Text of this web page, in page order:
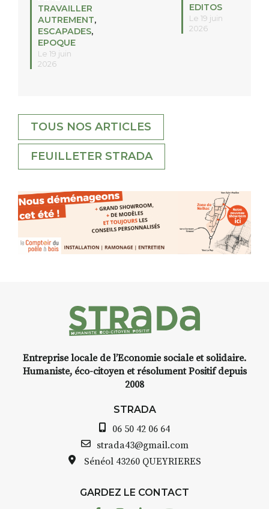
TRAVAILLER
AUTREMENT,
ESCAPADES,
EPOQUE
Le 19 juin
2026
EDITOS
Le 19 juin
2026
TOUS NOS ARTICLES
FEUILLETER STRADA
Entreprise locale de l’Economie sociale et solidaire.
Humaniste, éco-citoyen et résolument Positif depuis
2008
STRADA
06 50 42 06 64
strada43@gmail.com
Sénéol 43260 QUEYRIERES
GARDEZ LE CONTACT